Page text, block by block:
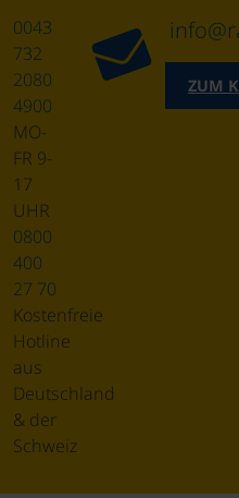
0043
732
2080
4900
MO-
FR 9-
17
UHR
0800
400
27 70
Kostenfreie
Hotline
aus
Deutschland
& der
Schweiz
ZUM